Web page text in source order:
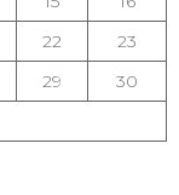
22
23
29
30